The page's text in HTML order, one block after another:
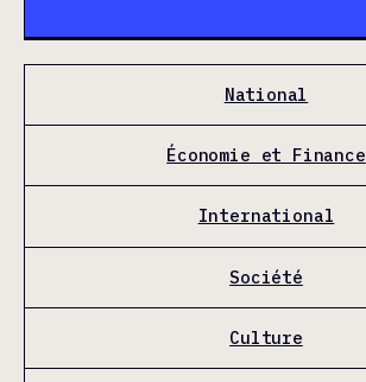
National
Économie et Finance
International
Société
Culture